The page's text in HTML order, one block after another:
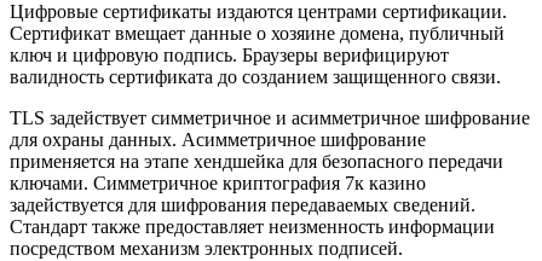
Цифровые сертификаты издаются центрами сертификации.
Сертификат вмещает данные о хозяине домена, публичный
ключ и цифровую подпись. Браузеры верифицируют
валидность сертификата до созданием защищенного связи.
TLS задействует симметричное и асимметричное шифрование
для охраны данных. Асимметричное шифрование
применяется на этапе хендшейка для безопасного передачи
ключами. Симметричное криптография 7к казино
задействуется для шифрования передаваемых сведений.
Стандарт также предоставляет неизменность информации
посредством механизм электронных подписей.